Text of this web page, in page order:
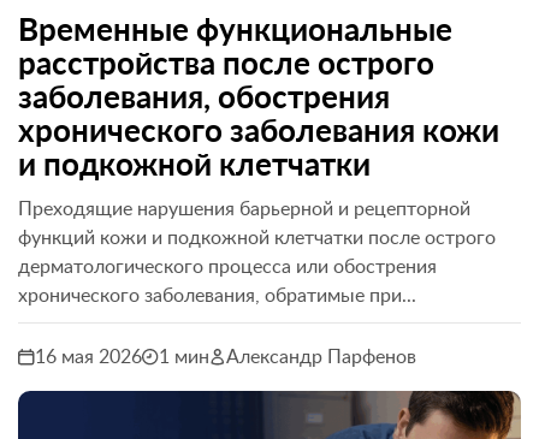
Временные функциональные
расстройства после острого
заболевания, обострения
хронического заболевания кожи
и подкожной клетчатки
Преходящие нарушения барьерной и рецепторной
функций кожи и подкожной клетчатки после острого
дерматологического процесса или обострения
хронического заболевания, обратимые при...
16 мая 2026 1 мин Александр Парфенов